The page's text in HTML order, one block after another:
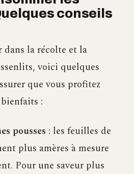
conseils
dans la récolte et la
voici quelques
que vous profitez
:
pousses : les feuilles de
plus amères à mesure
Pour une saveur plus